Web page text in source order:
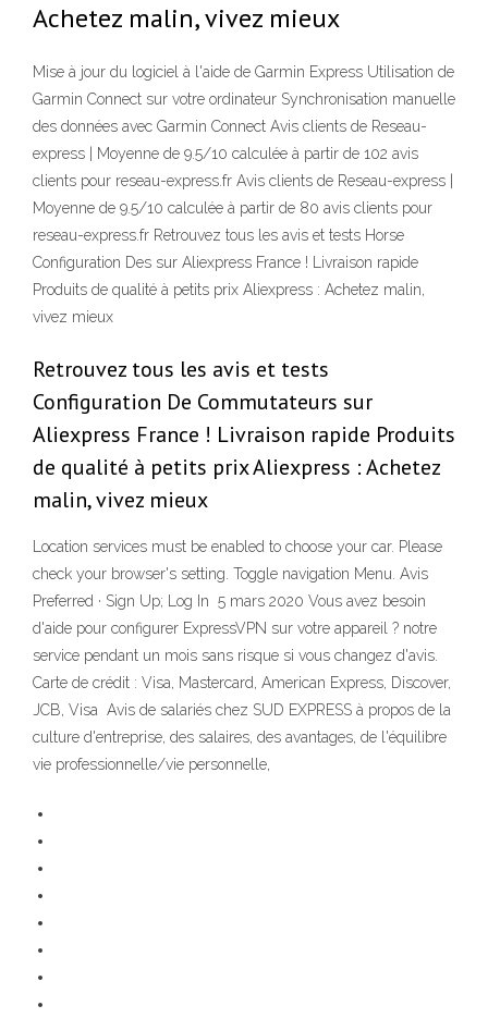
Achetez malin, vivez mieux
Mise à jour du logiciel à l'aide de Garmin Express Utilisation de
Garmin Connect sur votre ordinateur Synchronisation manuelle
des données avec Garmin Connect Avis clients de Reseau-
express | Moyenne de 9.5/10 calculée à partir de 102 avis
clients pour reseau-express.fr Avis clients de Reseau-express |
Moyenne de 9.5/10 calculée à partir de 80 avis clients pour
reseau-express.fr Retrouvez tous les avis et tests Horse
Configuration Des sur Aliexpress France ! Livraison rapide
Produits de qualité à petits prix Aliexpress : Achetez malin,
vivez mieux
Retrouvez tous les avis et tests
Configuration De Commutateurs sur
Aliexpress France ! Livraison rapide Produits
de qualité à petits prix Aliexpress : Achetez
malin, vivez mieux
Location services must be enabled to choose your car. Please
check your browser's setting. Toggle navigation Menu. Avis
Preferred · Sign Up; Log In 5 mars 2020 Vous avez besoin
d'aide pour configurer ExpressVPN sur votre appareil ? notre
service pendant un mois sans risque si vous changez d'avis.
Carte de crédit : Visa, Mastercard, American Express, Discover,
JCB, Visa Avis de salariés chez SUD EXPRESS à propos de la
culture d'entreprise, des salaires, des avantages, de l'équilibre
vie professionnelle/vie personnelle,